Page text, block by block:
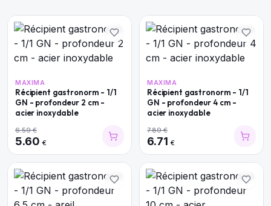
MAXIMA
Récipient gastronorm - 1/1
GN - profondeur 2 cm -
acier inoxydable
6.59€
5.60 €
MAXIMA
Récipient gastronorm - 1/1
GN - profondeur 4 cm -
acier inoxydable
7.89€
6.71 €